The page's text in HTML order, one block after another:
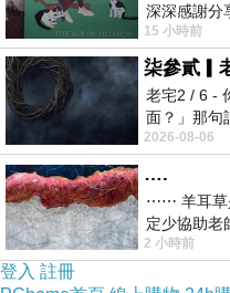
深深感謝分
不同樣貌的
15 小時前
柒參貳▎
老宅2 / 6 -
面？」那句
死盯著照片
2026-08-06
….
⋯⋯ 羊耳草
定少協助老
不是我的工
2 小時前
登入 註冊